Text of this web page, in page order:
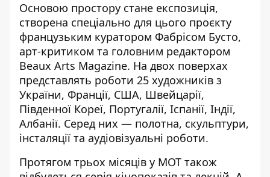
Основою простору стане експозиція,
створена спеціально для цього проєкту
французьким куратором Фабрісом Бусто,
арт-критиком та головним редактором
Beaux Arts Magazine. На двох поверхах
представлять роботи 25 художників з
України, Франції, США, Швейцарії,
Південної Кореї, Португалії, Іспанії, Індії,
Албанії. Серед них — полотна, скульптури,
інсталяції та аудіовізуальні роботи.
Протягом трьох місяців у МОТ також